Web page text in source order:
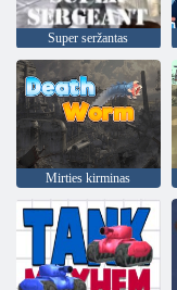
Super seržantas
Mirties kirminas